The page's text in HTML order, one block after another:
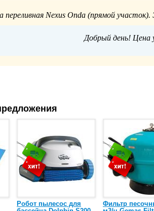
переливная Nexus Onda (прямой
Добрый день! Цена
Робот пылесос для
Фильтр